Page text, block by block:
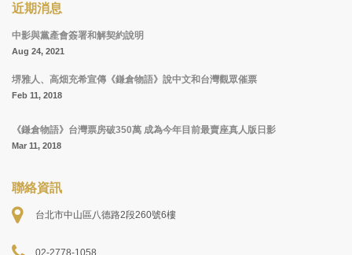
近期消息
中影與黨產會簽署和解契約說明
Aug 24, 2021
堺雅人、高畑充希宣傳《鎌倉物語》說中文和台灣觀眾催票
Feb 11, 2018
《鎌倉物語》台灣票房破350萬 成為今年目前最賣座真人版日影
Mar 11, 2018
聯絡資訊
台北市中山區八德路2段260號6樓
02-2778-1058